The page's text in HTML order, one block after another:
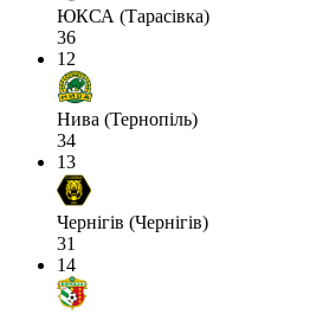
ЮКСА (Тарасівка)
36
12
Нива (Тернопіль)
34
13
Чернігів (Чернігів)
31
14